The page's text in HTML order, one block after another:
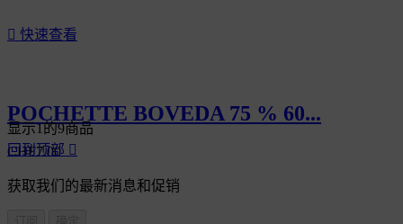
 快速查看
POCHETTE BOVEDA 75 % 60...
CHF7.00
显示1的9商品
回到顶部 
获取我们的最新消息和促销